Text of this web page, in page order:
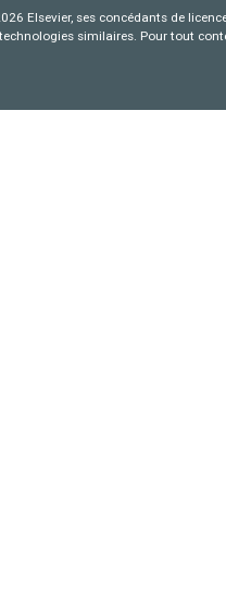
Elsevier, ses concédants de
similaires. Pour tout